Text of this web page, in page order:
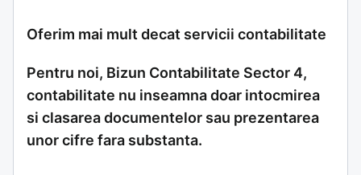
Oferim mai mult decat servicii contabilitate
Pentru noi, Bizun Contabilitate Sector 4,
contabilitate nu inseamna doar intocmirea
si clasarea documentelor sau prezentarea
unor cifre fara substanta.